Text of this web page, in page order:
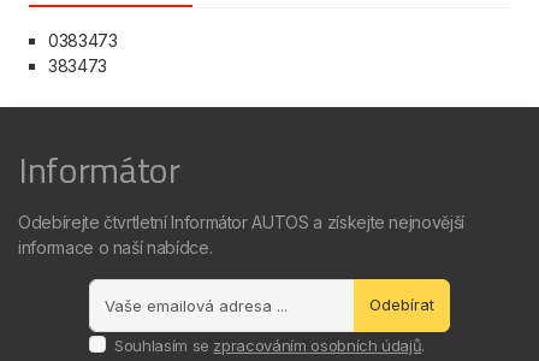
0383473
383473
Informátor
Odebírejte čtvrtletní Informátor AUTOS a získejte nejnovější
informace o naší nabídce.
Odebírat
Souhlasím se zpracováním osobních údajů.